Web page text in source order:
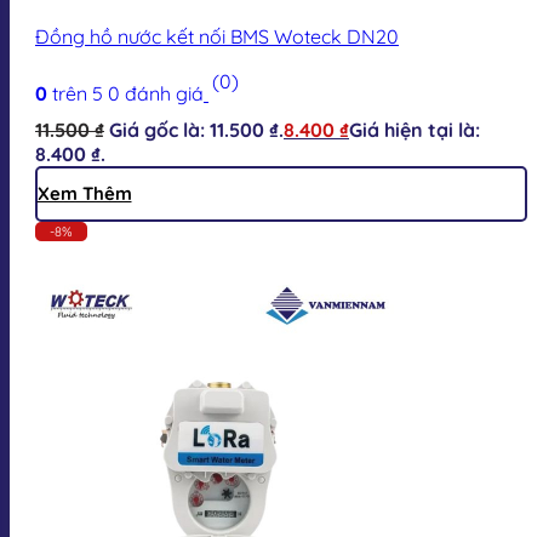
Đồng hồ nước kết nối BMS Woteck DN20
0 trên 5 0 đánh giá (0)
11.500₫ Giá gốc là: 11.500 ₫.8.400 ₫Giá hiện tại là:
8.400 ₫.
Xem Thêm
-8%